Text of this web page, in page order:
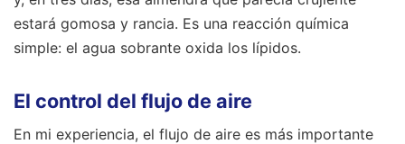
estará gomosa y rancia. Es una reacción química
simple: el agua sobrante oxida los lípidos.
El control del flujo de aire
En mi experiencia, el flujo de aire es más importante